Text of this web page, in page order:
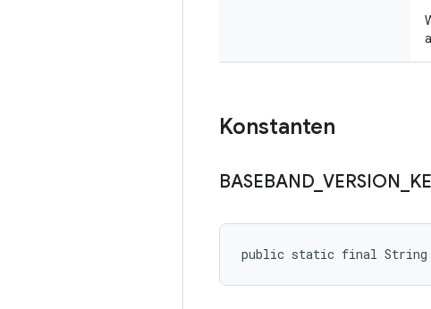
Konstanten
BASEBAND VERSION
public static final String